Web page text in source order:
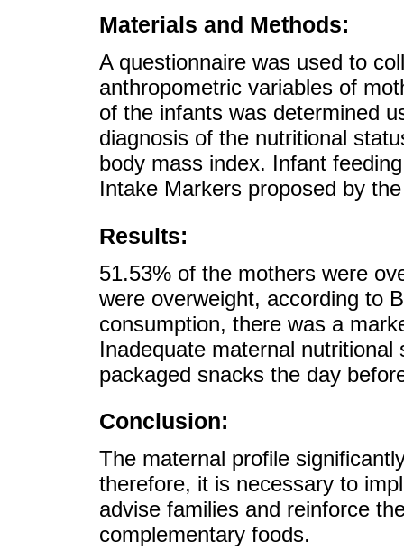
Materials and Methods:
A questionnaire was used to
anthropometric variables of
of the infants was determined
diagnosis of the nutritional
body mass index. Infant
Intake Markers proposed by
Results:
51.53% of the mothers were
were overweight, according to
consumption, there was a
Inadequate maternal
packaged snacks the day
Conclusion:
The maternal profile
therefore, it is necessary to
advise families and reinforce
complementary foods.